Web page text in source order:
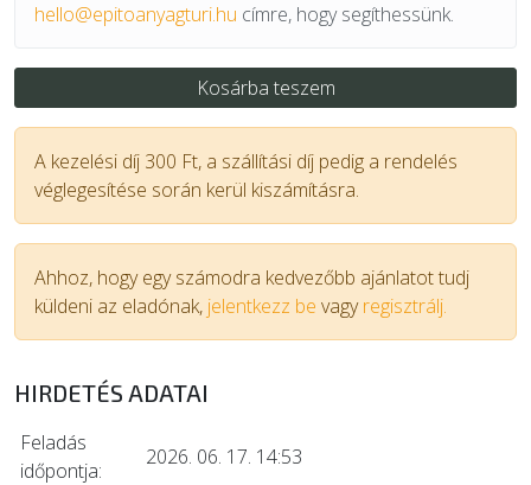
hello@epitoanyagturi.hu címre, hogy segíthessünk.
Kosárba teszem
A kezelési díj 300 Ft, a szállítási díj pedig a rendelés
véglegesítése során kerül kiszámításra.
Ahhoz, hogy egy számodra kedvezőbb ajánlatot tudj
küldeni az eladónak, jelentkezz be vagyregisztrálj.
HIRDETÉS ADATAI
Feladás
időpontja:
2026. 06. 17. 14:53